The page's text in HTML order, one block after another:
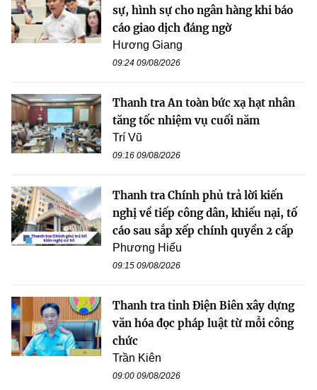
sự, hình sự cho ngân hàng khi báo
cáo giao dịch đáng ngờ
Hương Giang
09:24 09/08/2026
Thanh tra An toàn bức xạ hạt nhân
tăng tốc nhiệm vụ cuối năm
Trí Vũ
09:16 09/08/2026
Thanh tra Chính phủ trả lời kiến
nghị về tiếp công dân, khiếu nại, tố
cáo sau sắp xếp chính quyền 2 cấp
Phương Hiếu
09:15 09/08/2026
Thanh tra tỉnh Điện Biên xây dựng
văn hóa đọc pháp luật từ mỗi công
chức
Trần Kiên
09:00 09/08/2026